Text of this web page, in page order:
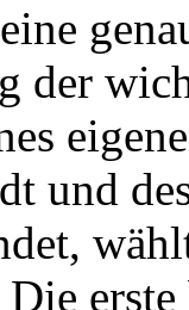
der
und